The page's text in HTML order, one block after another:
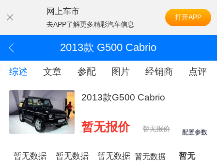
网上车市
去APP了解更多精彩汽车信息
打开APP
2013款 G500 Cabrio
综述 文章 参配 图片 经销商 点评
2013款G500 Cabrio
暂无报价 暂无报价 配置参数
暂无数据 暂无数据 暂无数据 暂无数据 暂无